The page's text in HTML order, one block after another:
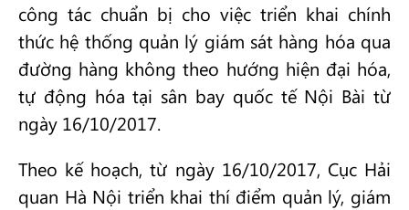
công tác chuẩn bị cho việc triển khai chính
thức hệ thống quản lý giám sát hàng hóa qua
đường hàng không theo hướng hiện đại hóa,
tự động hóa tại sân bay quốc tế Nội Bài từ
ngày 16/10/2017.
Theo kế hoạch, từ ngày 16/10/2017, Cục Hải
quan Hà Nội triển khai thí điểm quản lý, giám